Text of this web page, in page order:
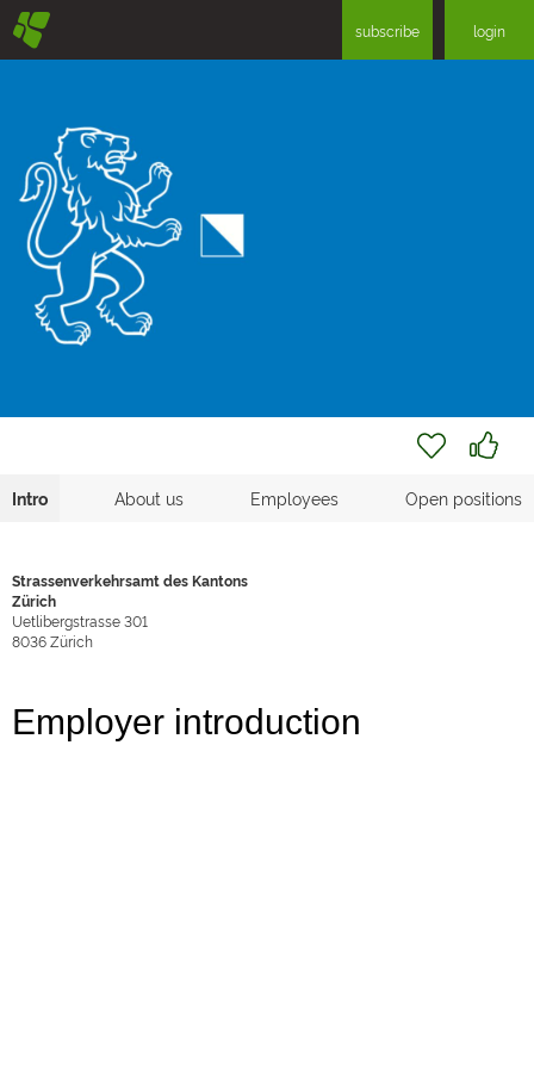
§ subscribe login
Intro About us Employees Open positions
Strassenverkehrsamt des Kantons
Zürich
Uetlibergstrasse 301
8036Zürich
Employer introduction